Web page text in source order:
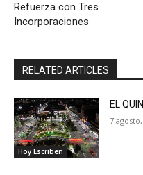
Refuerza con Tres
Incorporaciones
RELATED ARTICLES
Hoy Escriben
EL
7